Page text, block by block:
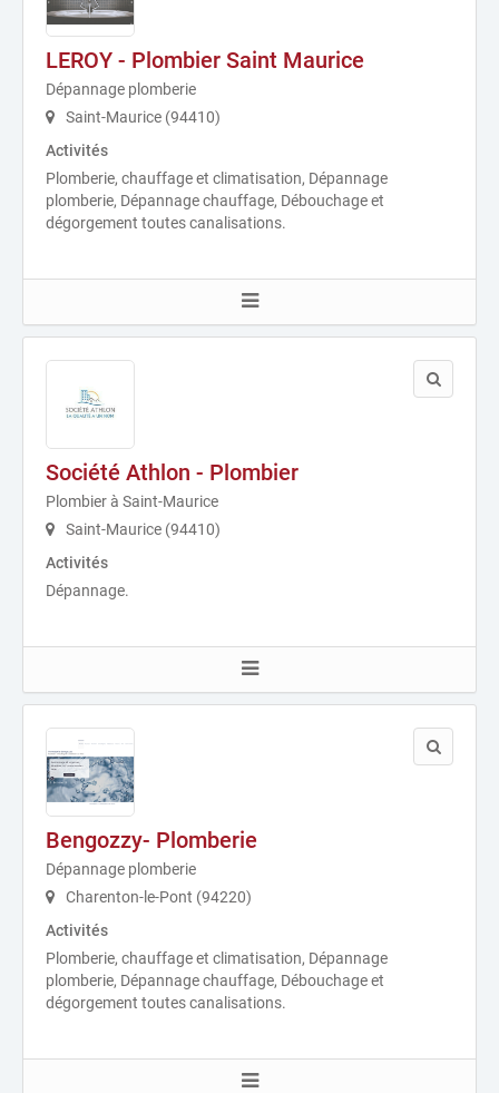
LEROY - Plombier Saint Maurice
Dépannage plomberie
Saint-Maurice (94410)
Activités
Plomberie, chauffage et climatisation, Dépannage
plomberie, Dépannage chauffage, Débouchage et
dégorgement toutes canalisations.
Société Athlon - Plombier
Plombier à Saint-Maurice
Saint-Maurice (94410)
Activités
Dépannage.
Bengozzy- Plomberie
Dépannage plomberie
Charenton-le-Pont (94220)
Activités
Plomberie, chauffage et climatisation, Dépannage
plomberie, Dépannage chauffage, Débouchage et
dégorgement toutes canalisations.